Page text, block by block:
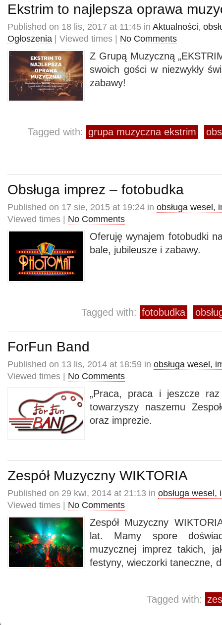
Ekstrim to najlepsza oprawa
Published on 18 lis, 2017 at 11:45 in Aktualności,
Ogłoszenia | Viewed times | No Comments
Z Grupą Muzyczną
swoich gości w niezwykły
zabawy!
Tagged with: grupa muzyczna ekstrim
Obsługa imprez – fotobudka
Published on 17 sie, 2015 at 19:24 in obsługa wesel,
Viewed times | No Comments
Oferuję wynajem fotobudki
bale, jubileusze i zabawy.
Tagged with: fotobudka
ForFun Band
Published on 13 lis, 2014 at 18:59 in obsługa wesel,
Viewed times | No Comments
„Praca, praca i jeszcze
towarzyszy naszemu
oraz imprezie.
Zespół Muzyczny WIKTORIA
Published on 29 kwi, 2014 at 21:13 in obsługa wesel,
Viewed times | No Comments
Zespół Muzyczny
lat. Mamy spore
muzycznej imprez takich,
festyny, wieczorki taneczne,
Tagged with: